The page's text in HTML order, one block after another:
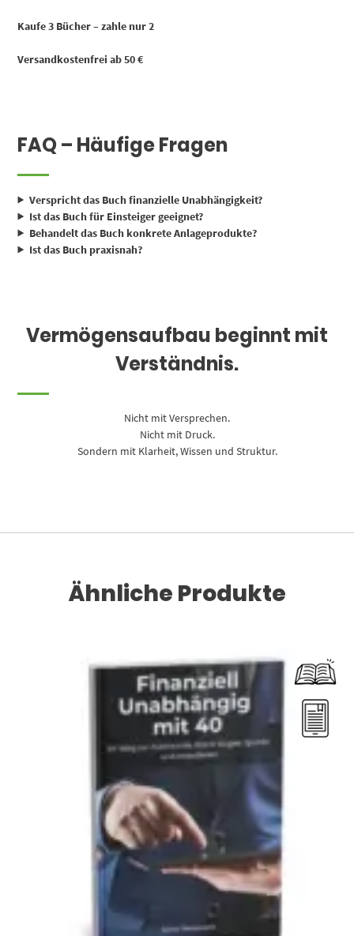
Kaufe 3 Bücher – zahle nur 2
Versandkostenfrei ab 50 €
FAQ – Häufige Fragen
Verspricht das Buch finanzielle Unabhängigkeit?
Ist das Buch für Einsteiger geeignet?
Behandelt das Buch konkrete Anlageprodukte?
Ist das Buch praxisnah?
Vermögensaufbau beginnt mit
Verständnis.
Nicht mit Versprechen.
Nicht mit Druck.
Sondern mit Klarheit, Wissen und Struktur.
Ähnliche Produkte